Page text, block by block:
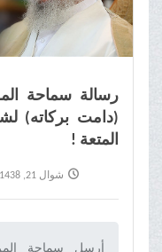
رسالة سماحة
(دامت بركاته)
المتعة !
شوال 21, 1438
أرسل سماحة